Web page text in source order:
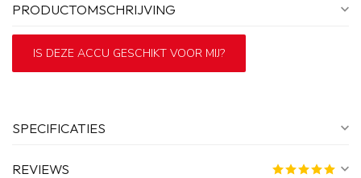
PRODUCTOMSCHRIJVING
IS DEZE ACCU GESCHIKT VOOR MIJ?
SPECIFICATIES
REVIEWS